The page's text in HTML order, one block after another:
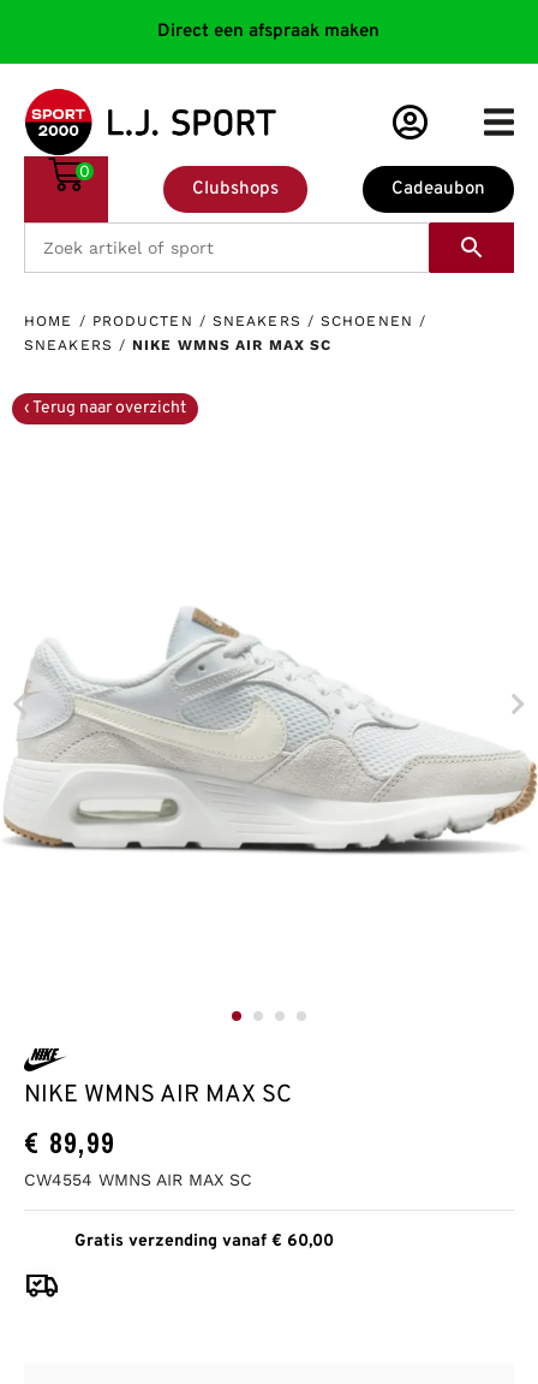
Direct een afspraak maken
Cadeaubon
Clubshops
0
HOME / PRODUCTEN / SNEAKERS /SCHOENEN /
SNEAKERS /NIKE WMNS AIR MAX SC
NIKE WMNS AIR MAX SC
€ 89,99
CW4554 WMNS AIR MAX SC
Gratis verzending vanaf € 60,00